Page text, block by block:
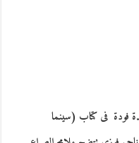
فودة فى كتاب (سينما